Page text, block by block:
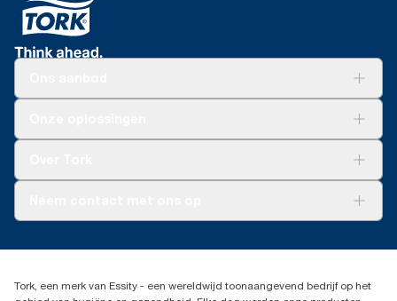
Dispenserklacht
02 766 05 30
Essity Belgium NV
Tork, een merk van Essity - een wereldwijd toonaangevend bedrijf op het